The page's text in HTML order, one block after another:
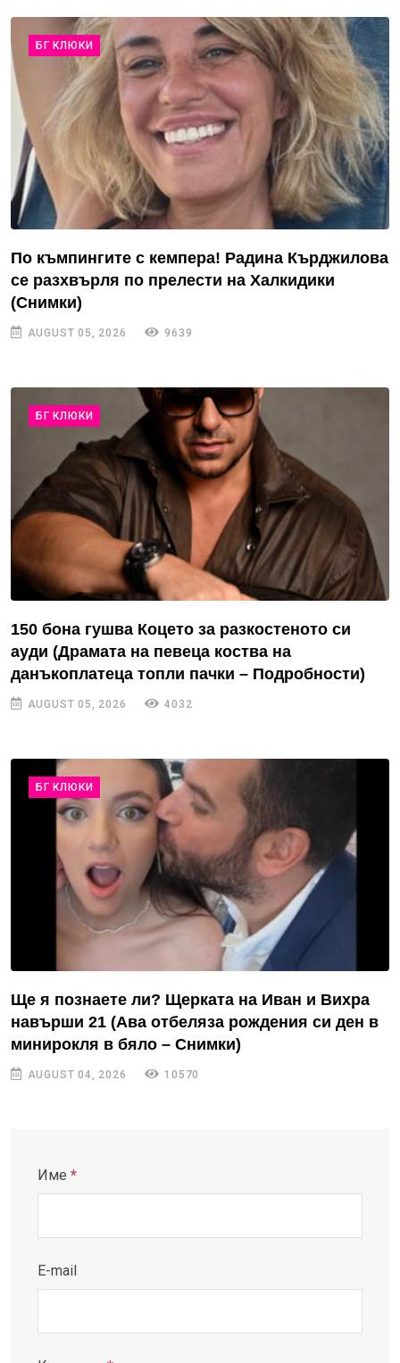
БГ КЛЮКИ
По къмпингите с кемпера! Радина Кърджилова
се разхвърля по прелести на Халкидики
(Снимки)
AUGUST 05, 2026 9639
БГ КЛЮКИ
150 бона гушва Коцето за разкостеното си
ауди (Драмата на певеца коства на
данъкоплатеца топли пачки – Подробности)
AUGUST 05, 2026 4032
БГ КЛЮКИ
Ще я познаете ли? Щерката на Иван и Вихра
навърши 21 (Ава отбеляза рождения си ден в
минирокля в бяло – Снимки)
AUGUST 04, 2026 10570
Име *
E-mail